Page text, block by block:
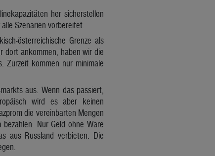
her sicherstellen
Szenarien vorbereitet.
österreichische Grenze als
dort ankommen, haben wir die
Zurzeit kommen nur minimale
aus. Wenn das passiert,
wird es aber keinen
die vereinbarten Mengen
Nur Geld ohne Ware
aus Russland verbieten. Die